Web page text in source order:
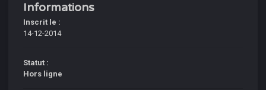
Informations
Inscrit le :
14-12-2014
Statut :
Hors ligne